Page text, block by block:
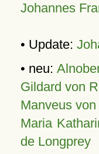
Johannes
• Update:
• neu:
Gildard von
Manveus
Maria
de Longprey